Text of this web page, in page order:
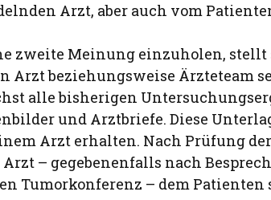
Arzt, aber auch vom
zweite Meinung einzuholen,
Arzt beziehungsweise Ärzteteam
alle bisherigen
und Arztbriefe. Diese
Arzt erhalten. Nach Prüfung
– gegebenenfalls nach
Tumorkonferenz – dem